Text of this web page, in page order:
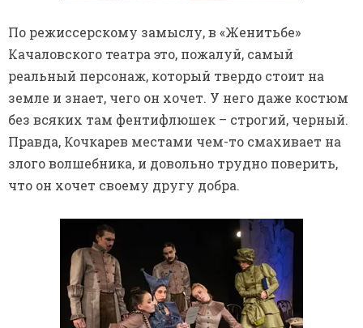
По режиссерскому замыслу, в «Женитьбе»
Качаловского театра это, пожалуй, самый
реальный персонаж, который твердо стоит на
земле и знает, чего он хочет. У него даже костюм
без всяких там фентифлюшек – строгий, черный.
Правда, Кочкарев местами чем-то смахивает на
злого волшебника, и довольно трудно поверить,
что он хочет своему другу добра.